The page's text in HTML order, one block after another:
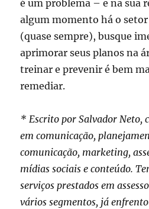
é um problema – e na sua
algum momento há o
(quase sempre), busque
aprimorar seus planos na
treinar e prevenir é bem
remediar.
* Escrito por Salvador Neto,
em comunicação,
comunicação, marketing,
mídias sociais e conteúdo.
serviços prestados em
vários segmentos, já